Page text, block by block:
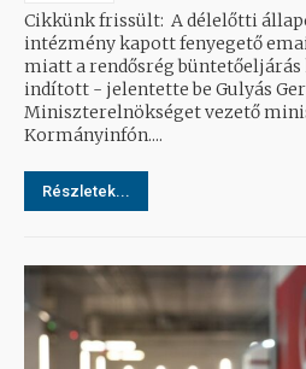
Cikkünk frissült: A délelőtti állapotok szerint 121
intézmény kapott fenyegető emailt. A
miatt a rendősrég
indított - jelentette be Gulyás
Miniszterelnökséget vezető
Kormányinfón....
Részletek...